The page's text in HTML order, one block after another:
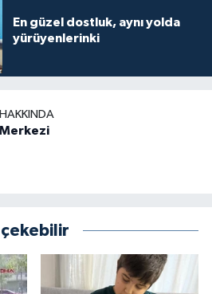
En güzel dostluk, aynı yolda
yürüyenlerinki
çekebilir